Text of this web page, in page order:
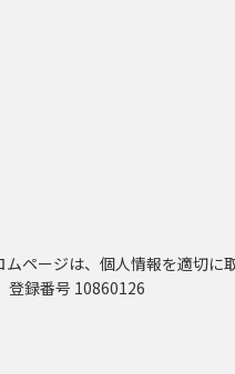
ページは、個人情報を適切に
登録番号 10860126